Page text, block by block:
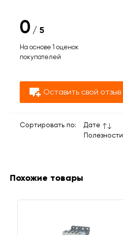
0 / 5
На основе 1 оценок
покупателей
Оставить свой отзыв
Сортировать по: Дате
Полезности
Похожие товары